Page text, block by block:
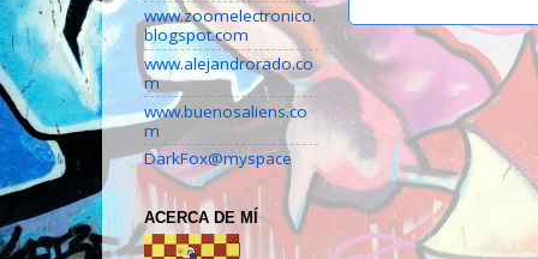
www.zoomelectronico.
blogspot.com
www.alejandrorado.co
m
www.buenosaliens.co
m
DarkFox@myspace
ACERCA DE MÍ